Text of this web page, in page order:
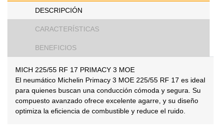
DESCRIPCIÓN
CARACTERÍSTICAS
BENEFICIOS
MICH 225/55 RF 17 PRIMACY 3 MOE
El neumático Michelin Primacy 3 MOE 225/55 RF 17 es ideal
para quienes buscan una conducción cómoda y segura. Su
compuesto avanzado ofrece excelente agarre, y su diseño
optimiza la eficiencia de combustible y reduce el ruido.